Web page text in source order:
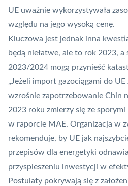
UE uważnie wykorzystywała
względu na jego wysoką cenę.
Kluczowa jest jednak inna
będą niełatwe, ale to rok 2023, a
2023/2024 mogą przynieść
„Jeżeli import gazociągami do UE
wzrośnie zapotrzebowanie Chin
2023 roku zmierzy się ze sporymi
w raporcie MAE. Organizacja w
rekomenduje, by UE jak
przepisów dla energetyki
przyspieszeniu inwestycji w
Postulaty pokrywają się z